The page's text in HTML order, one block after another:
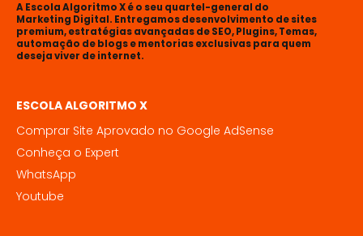
A Escola Algoritmo X é o seu quartel-general do
Marketing Digital. Entregamos desenvolvimento de sites
premium, estratégias avançadas de SEO, Plugins, Temas,
automação de blogs e mentorias exclusivas para quem
deseja viver de internet.
ESCOLA ALGORITMO X
Comprar Site Aprovado no Google AdSense
Conheça o Expert
WhatsApp
Youtube